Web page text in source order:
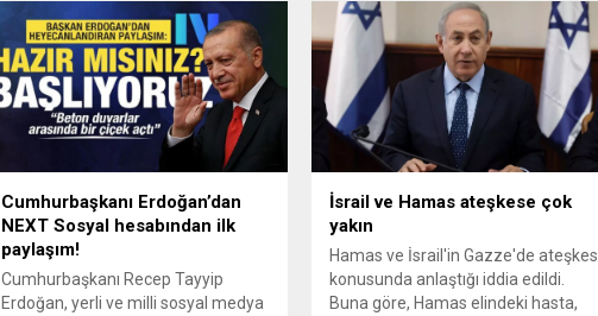
Cumhurbaşkanı Erdoğan’dan
NEXT Sosyal hesabından ilk
paylaşım!
Cumhurbaşkanı Recep Tayyip
Erdoğan, yerli ve milli sosyal medya
İsrail ve Hamas ateşkese çok
yakın
Hamas ve İsrail'in Gazze'de ateşkes
konusunda anlaştığı iddia edildi.
Buna göre, Hamas elindeki hasta,